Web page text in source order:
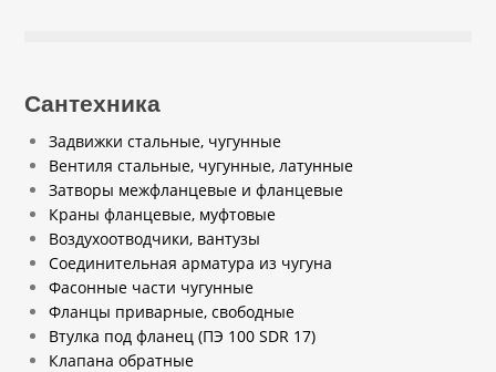
Сантехника
Задвижки стальные, чугунные
Вентиля стальные, чугунные, латунные
Затворы межфланцевые и фланцевые
Краны фланцевые, муфтовые
Воздухоотводчики, вантузы
Соединительная арматура из чугуна
Фасонные части чугунные
Фланцы приварные, свободные
Втулка под фланец (ПЭ 100 SDR 17)
Клапана обратные